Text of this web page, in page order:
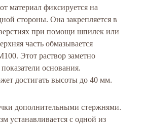
материал фиксируется на
стороны. Она закрепляется в
при помощи шпилек или
часть обмазывается
Этот раствор заметно
основания.
достигать высоты до 40 мм.
дополнительными стержнями.
устанавливается с одной из